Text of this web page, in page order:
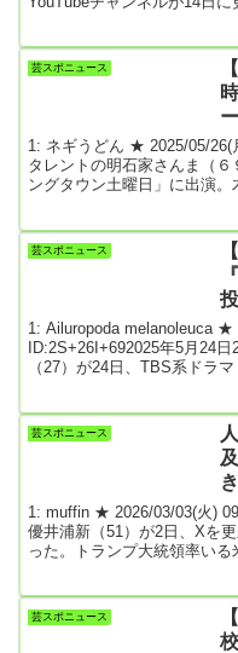
党の勢いがすごいんですけ
めちゃくちゃ人気らしいで
芸スポニュース
1: ネギうどん ★ 2025/05/
タレントの明石家さんま（
ングタウン土曜日」に出演
やないかい」と容姿が似て
完全に寄せてるな！」と語り
藤静香似〟を指摘されるこ
芸スポニュース
1: Ailuropoda melanoleuca ★
ID:2S+26I+692025年5月24
（27）が24日、TBS系ドラ
ムの更新がストップしてい
つかないで もう半分終わ
芸スポニュース
1: muffin ★ 2026/03/03(火)
優井浦新（51）が2日、Xを
った。トランプ大統領率いる
連鎖しか生まない。憎しみ
WAR. CHOOSE PEACE.」
芸スポニュース